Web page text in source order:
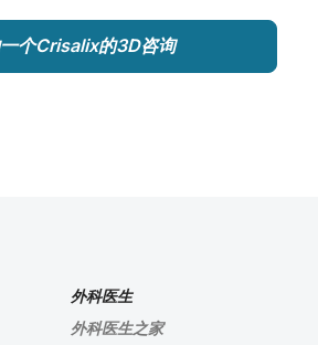
个Crisalix的3D咨询
外科医生
外科医生之家